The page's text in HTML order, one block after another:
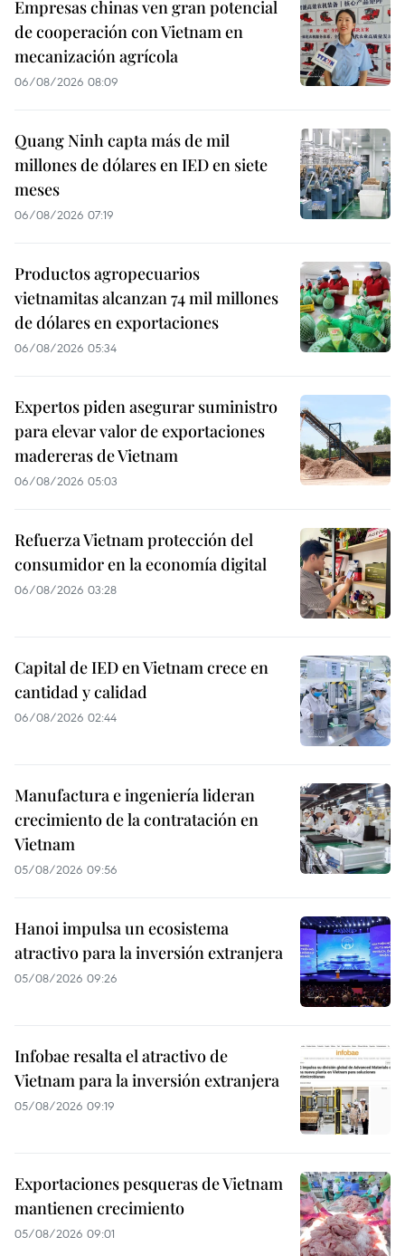
Empresas chinas ven gran potencial
de cooperación con Vietnam en
mecanización agrícola
06/08/2026 08:09
Quang Ninh capta más de mil
millones de dólares en IED en siete
meses
06/08/2026 07:19
Productos agropecuarios
vietnamitas alcanzan 74 mil millones
de dólares en exportaciones
06/08/2026 05:34
Expertos piden asegurar suministro
para elevar valor de exportaciones
madereras de Vietnam
06/08/2026 05:03
Refuerza Vietnam protección del
consumidor en la economía digital
06/08/2026 03:28
Capital de IED en Vietnam crece en
cantidad y calidad
06/08/2026 02:44
Manufactura e ingeniería lideran
crecimiento de la contratación en
Vietnam
05/08/2026 09:56
Hanoi impulsa un ecosistema
atractivo para la inversión extranjera
05/08/2026 09:26
Infobae resalta el atractivo de
Vietnam para la inversión extranjera
05/08/2026 09:19
Exportaciones pesqueras de Vietnam
mantienen crecimiento
05/08/2026 09:01